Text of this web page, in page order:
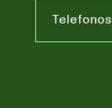
Telefonos